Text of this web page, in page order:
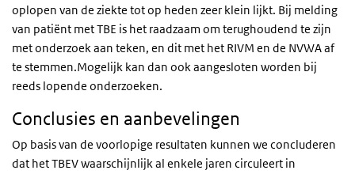
oplopen van de ziekte tot op heden zeer klein lijkt. Bij melding
van patiënt met TBE is het raadzaam om terughoudend te zijn
met onderzoek aan teken, en dit met het RIVM en de NVWA af
te stemmen.Mogelijk kan dan ook aangesloten worden bij
reeds lopende onderzoeken.
Conclusies en aanbevelingen
Op basis van de voorlopige resultaten kunnen we concluderen
dat het TBEV waarschijnlijk al enkele jaren circuleert in